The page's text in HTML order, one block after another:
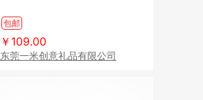
包邮
￥109.00
东莞一米创意礼品有限公司